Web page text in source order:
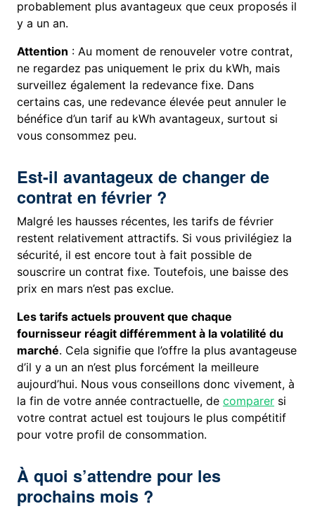
probablement plus avantageux que ceux proposés il
y a un an.
Attention : Au moment de renouveler votre contrat,
ne regardez pas uniquement le prix du kWh, mais
surveillez également la redevance fixe. Dans
certains cas, une redevance élevée peut annuler le
bénéfice d’un tarif au kWh avantageux, surtout si
vous consommez peu.
Est-il avantageux de changer de
contrat en février ?
Malgré les hausses récentes, les tarifs de février
restent relativement attractifs. Si vous privilégiez la
sécurité, il est encore tout à fait possible de
souscrire un contrat fixe. Toutefois, une baisse des
prix en mars n’est pas exclue.
Les tarifs actuels prouvent que chaque
fournisseur réagit différemment à la volatilité du
marché. Cela signifie que l’offre la plus avantageuse
d’il y a un an n’est plus forcément la meilleure
aujourd’hui. Nous vous conseillons donc vivement, à
la fin de votre année contractuelle, decomparer si
votre contrat actuel est toujours le plus compétitif
pour votre profil de consommation.
À quoi s’attendre pour les
prochains mois ?